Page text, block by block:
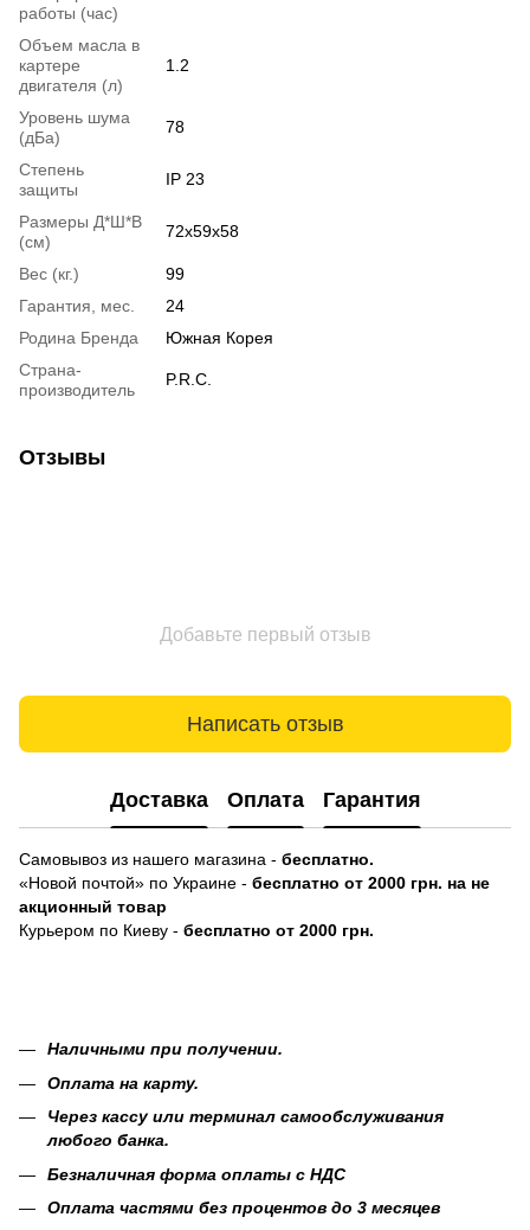
работы (час)
Объем масла в
картере
двигателя (л)
1.2
Уровень шума
(дБа)
78
Степень
защиты
IP 23
Размеры Д*Ш*В
(см)
72х59х58
Вес (кг.)
99
Гарантия, мес.
24
Родина Бренда
Южная Корея
Страна-
производитель
P.R.C.
Отзывы
Добавьте первый отзыв
Написать отзыв
Доставка Оплата Гарантия
Самовывоз из нашего магазина - бесплатно.
«Новой почтой» по Украине - бесплатно от 2000 грн. на не
акционный товар
Курьером по Киеву - бесплатно от 2000 грн.
Наличными при получении.
Оплата на карту.
Через кассу или терминал самообслуживания
любого банка.
Безналичная форма оплаты с НДС
Оплата частями без процентов до 3 месяцев